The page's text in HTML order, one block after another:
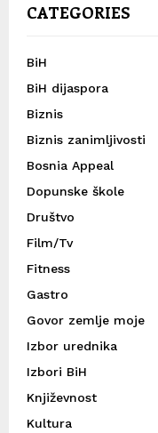
CATEGORIES
BiH
BiH dijaspora
Biznis
Biznis zanimljivosti
Bosnia Appeal
Dopunske škole
Društvo
Film/Tv
Fitness
Gastro
Govor zemlje moje
Izbor urednika
Izbori BiH
Književnost
Kultura